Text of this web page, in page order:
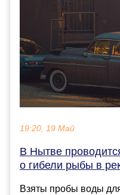
19:20, 19 Май
В Нытве
о гибели рыбы в
Взяты пробы воды